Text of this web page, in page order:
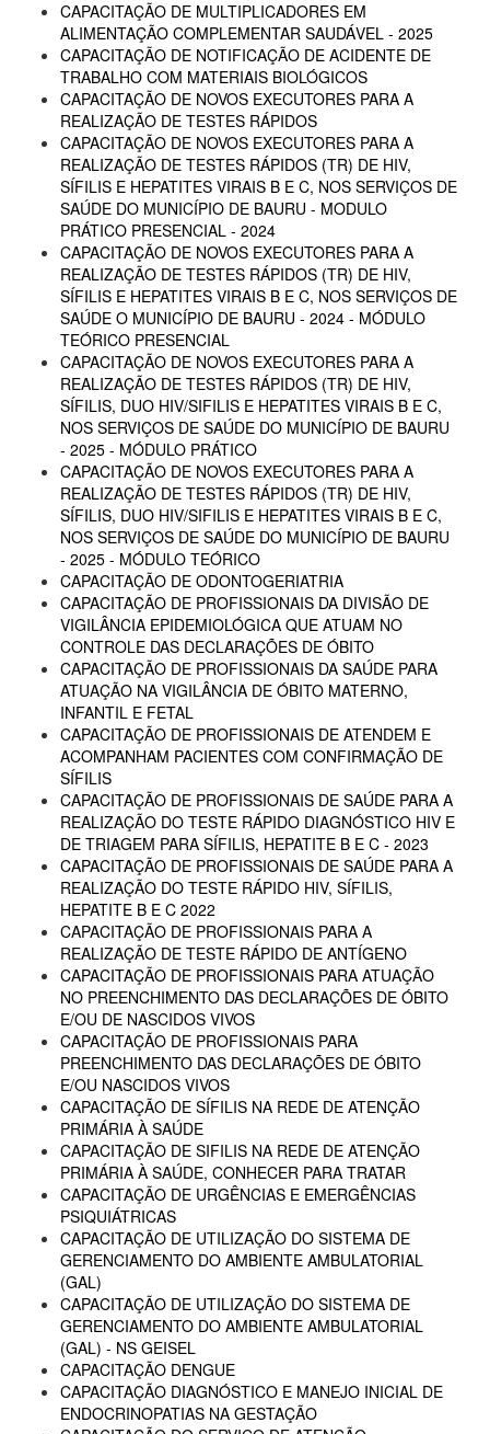
CAPACITAÇÃO DE MULTIPLICADORES EM
ALIMENTAÇÃO COMPLEMENTAR SAUDÁVEL - 2025
CAPACITAÇÃO DE NOTIFICAÇÃO DE ACIDENTE DE
TRABALHO COM MATERIAIS BIOLÓGICOS
CAPACITAÇÃO DE NOVOS EXECUTORES PARA A
REALIZAÇÃO DE TESTES RÁPIDOS
CAPACITAÇÃO DE NOVOS EXECUTORES PARA A
REALIZAÇÃO DE TESTES RÁPIDOS (TR) DE HIV,
SÍFILIS E HEPATITES VIRAIS B E C, NOS SERVIÇOS DE
SAÚDE DO MUNICÍPIO DE BAURU - MODULO
PRÁTICO PRESENCIAL - 2024
CAPACITAÇÃO DE NOVOS EXECUTORES PARA A
REALIZAÇÃO DE TESTES RÁPIDOS (TR) DE HIV,
SÍFILIS E HEPATITES VIRAIS B E C, NOS SERVIÇOS DE
SAÚDE O MUNICÍPIO DE BAURU - 2024 - MÓDULO
TEÓRICO PRESENCIAL
CAPACITAÇÃO DE NOVOS EXECUTORES PARA A
REALIZAÇÃO DE TESTES RÁPIDOS (TR) DE HIV,
SÍFILIS, DUO HIV/SIFILIS E HEPATITES VIRAIS B E C,
NOS SERVIÇOS DE SAÚDE DO MUNICÍPIO DE BAURU
- 2025 - MÓDULO PRÁTICO
CAPACITAÇÃO DE NOVOS EXECUTORES PARA A
REALIZAÇÃO DE TESTES RÁPIDOS (TR) DE HIV,
SÍFILIS, DUO HIV/SIFILIS E HEPATITES VIRAIS B E C,
NOS SERVIÇOS DE SAÚDE DO MUNICÍPIO DE BAURU
- 2025 - MÓDULO TEÓRICO
CAPACITAÇÃO DE ODONTOGERIATRIA
CAPACITAÇÃO DE PROFISSIONAIS DA DIVISÃO DE
VIGILÂNCIA EPIDEMIOLÓGICA QUE ATUAM NO
CONTROLE DAS DECLARAÇÕES DE ÓBITO
CAPACITAÇÃO DE PROFISSIONAIS DA SAÚDE PARA
ATUAÇÃO NA VIGILÂNCIA DE ÓBITO MATERNO,
INFANTIL E FETAL
CAPACITAÇÃO DE PROFISSIONAIS DE ATENDEM E
ACOMPANHAM PACIENTES COM CONFIRMAÇÃO DE
SÍFILIS
CAPACITAÇÃO DE PROFISSIONAIS DE SAÚDE PARA A
REALIZAÇÃO DO TESTE RÁPIDO DIAGNÓSTICO HIV E
DE TRIAGEM PARA SÍFILIS, HEPATITE B E C - 2023
CAPACITAÇÃO DE PROFISSIONAIS DE SAÚDE PARA A
REALIZAÇÃO DO TESTE RÁPIDO HIV, SÍFILIS,
HEPATITE B E C 2022
CAPACITAÇÃO DE PROFISSIONAIS PARA A
REALIZAÇÃO DE TESTE RÁPIDO DE ANTÍGENO
CAPACITAÇÃO DE PROFISSIONAIS PARA ATUAÇÃO
NO PREENCHIMENTO DAS DECLARAÇÕES DE ÓBITO
E/OU DE NASCIDOS VIVOS
CAPACITAÇÃO DE PROFISSIONAIS PARA
PREENCHIMENTO DAS DECLARAÇÕES DE ÓBITO
E/OU NASCIDOS VIVOS
CAPACITAÇÃO DE SÍFILIS NA REDE DE ATENÇÃO
PRIMÁRIA À SAÚDE
CAPACITAÇÃO DE SIFILIS NA REDE DE ATENÇÃO
PRIMÁRIA À SAÚDE, CONHECER PARA TRATAR
CAPACITAÇÃO DE URGÊNCIAS E EMERGÊNCIAS
PSIQUIÁTRICAS
CAPACITAÇÃO DE UTILIZAÇÃO DO SISTEMA DE
GERENCIAMENTO DO AMBIENTE AMBULATORIAL
(GAL)
CAPACITAÇÃO DE UTILIZAÇÃO DO SISTEMA DE
GERENCIAMENTO DO AMBIENTE AMBULATORIAL
(GAL) - NS GEISEL
CAPACITAÇÃO DENGUE
CAPACITAÇÃO DIAGNÓSTICO E MANEJO INICIAL DE
ENDOCRINOPATIAS NA GESTAÇÃO